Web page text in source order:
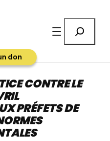
don
CONTRE LE
PRÉFETS DE